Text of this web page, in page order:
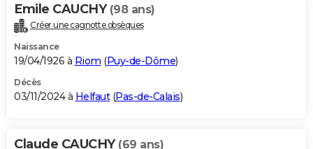
Emile CAUCHY (98 ans)
Créer une cagnotte obsèques
Naissance
19/04/1926 à Riom (Puy-de-Dôme)
Décès
03/11/2024 à Helfaut(Pas-de-Calais)
Claude CAUCHY (69 ans)